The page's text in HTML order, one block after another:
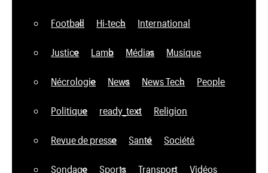
Football Hi-tech International
Justice Lamb Médias Musique
Nécrologie News News Tech People
Politique ready_text Religion
Revue de presse Santé Société
Sondage Sports Transport Vidéos